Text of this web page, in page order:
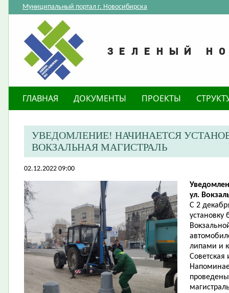
Муниципальный портал г. Новосибирска
ГЛАВНАЯ ДОКУМЕНТЫ ПРОЕКТЫ
​УВЕДОМЛЕНИЕ! НАЧИНАЕТСЯ
ВОКЗАЛЬНАЯ МАГИСТРАЛЬ
02.12.2022 09:00
ул.
С 2
установку
липами и
Советская
проведены